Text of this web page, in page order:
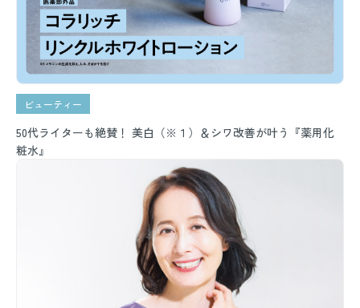
ビューティー
50代ライターも絶賛！ 美白（※１）＆シワ改善が叶う『薬用化
粧水』